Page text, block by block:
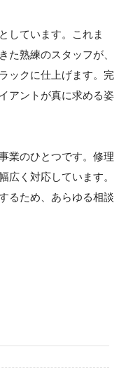
しています。これま
た熟練のスタッフが、
ックに仕上げます。完
アントが真に求める姿
業のひとつです。修理
広く対応しています。
るため、あらゆる相談